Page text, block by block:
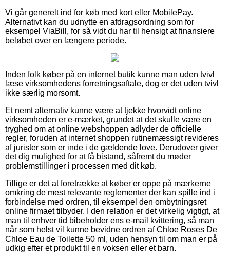
Vi går generelt ind for køb med kort eller MobilePay.
Alternativt kan du udnytte en afdragsordning som for
eksempel ViaBill, for så vidt du har til hensigt at finansiere
beløbet over en længere periode.
Inden folk køber på en internet butik kunne man uden tvivl
læse virksomhedens forretningsaftale, dog er det uden tvivl
ikke særlig morsomt.
Et nemt alternativ kunne være at tjekke hvorvidt online
virksomheden er e-mærket, grundet at det skulle være en
tryghed om at online webshoppen adlyder de officielle
regler, foruden at internet shoppen rutinemæssigt revideres
af jurister som er inde i de gældende love. Derudover giver
det dig mulighed for at få bistand, såfremt du møder
problemstillinger i processen med dit køb.
Tillige er det at foretrække at køber er oppe på mærkerne
omkring de mest relevante reglementer der kan spille ind i
forbindelse med ordren, til eksempel den ombytningsret
online firmaet tilbyder. I den relation er det virkelig vigtigt, at
man til enhver tid bibeholder ens e-mail kvittering, så man
når som helst vil kunne bevidne ordren af Chloe Roses De
Chloe Eau de Toilette 50 ml, uden hensyn til om man er på
udkig efter et produkt til en voksen eller et barn.